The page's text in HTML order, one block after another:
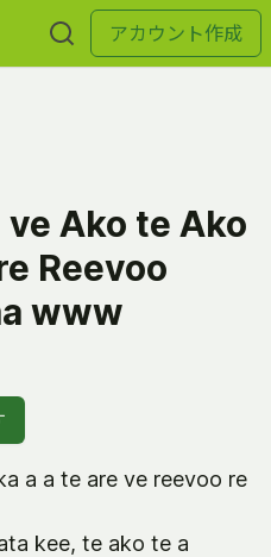
アカウント作成
ve Ako te Ako
Reevoo
www
a a te are ve reevoo re
kee, te ako te a